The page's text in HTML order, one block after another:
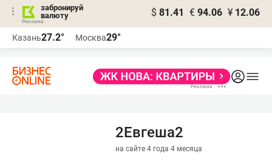
забронируй
валюту
$ 81.41 € 94.06 ¥ 12.06
Казань27.2° Москва29°
2Евгеша2
на сайте 4 года 4 месяца